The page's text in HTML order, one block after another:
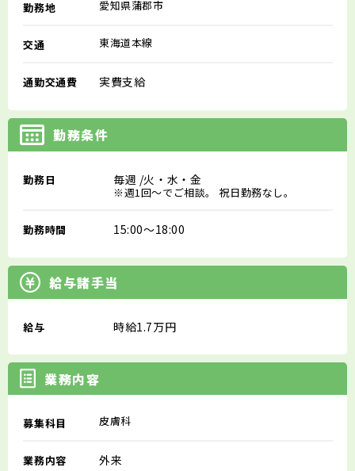
勤務地 愛知県蒲郡市
交通 東海道本線
通勤交通費 実費支給
勤務条件
勤務日 毎週 /火・水・金
※週1回～でご相談。 祝日勤務なし。
勤務時間 15:00～18:00
給与諸手当
給与 時給1.7万円
業務内容
募集科目 皮膚科
業務内容 外来